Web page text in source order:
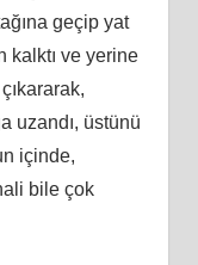
geçip yat
kalktı ve yerine
uzandı, üstünü
içinde,
bile çok